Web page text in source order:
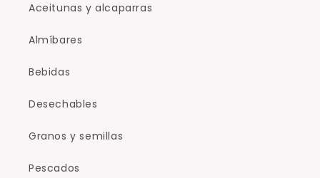
Aceitunas y alcaparras
Almíbares
Bebidas
Desechables
Granos y semillas
Pescados